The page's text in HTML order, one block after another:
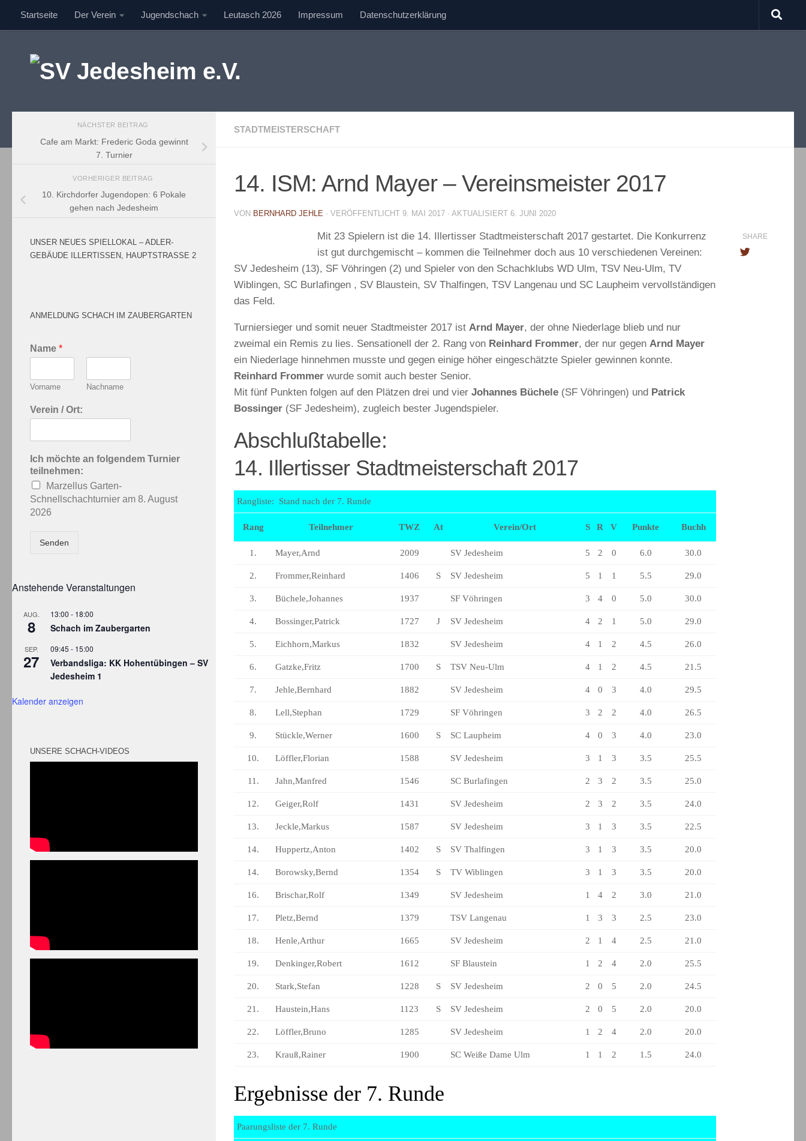
Unter dem Inhalt
Startseite Der Verein Jugendschach Leutasch 2026 Impressum Datenschutzerklärung
STADTMEISTERSCHAFT
14. ISM: Arnd Mayer – Vereinsmeister 2017
VON BERNHARD JEHLE · VERÖFFENTLICHT 9. MAI 2017 · AKTUALISIERT 6. JUNI 2020
Mit 23 Spielern ist die 14. Illertisser Stadtmeisterschaft 2017 gestartet. Die Konkurrenz
ist gut durchgemischt – kommen die Teilnehmer doch aus 10 verschiedenen Vereinen:
SV Jedesheim (13), SF Vöhringen (2) und Spieler von den Schachklubs WD Ulm, TSV Neu-Ulm, TV
Wiblingen, SC Burlafingen , SV Blaustein, SV Thalfingen, TSV Langenau und SC Laupheim vervollständigen
das Feld.
Turniersieger und somit neuer Stadtmeister 2017 ist Arnd Mayer, der ohne Niederlage blieb und nur
zweimal ein Remis zu lies. Sensationell der 2. Rang von Reinhard Frommer, der nur gegen Arnd Mayer
ein Niederlage hinnehmen musste und gegen einige höher eingeschätzte Spieler gewinnen konnte.
Reinhard Frommer wurde somit auch bester Senior.
Mit fünf Punkten folgen auf den Plätzen drei und vier Johannes Büchele (SF Vöhringen) und Patrick
Bossinger (SF Jedesheim), zugleich bester Jugendspieler.
Abschlußtabelle:
14. Illertisser Stadtmeisterschaft 2017
Rangliste: Stand nach der 7. Runde
Rang Teilnehmer TWZ At Verein/Ort S R V Punkte Buchh
1. Mayer,Arnd 2009 SV Jedesheim 5 2 0 6.0 30.0
2. Frommer,Reinhard 1406 S SV Jedesheim 5 1 1 5.5 29.0
3. Büchele,Johannes 1937 SF Vöhringen 3 4 0 5.0 30.0
4. Bossinger,Patrick 1727 J SV Jedesheim 4 2 1 5.0 29.0
5. Eichhorn,Markus 1832 SV Jedesheim 4 1 2 4.5 26.0
6. Gatzke,Fritz 1700 S TSV Neu-Ulm 4 1 2 4.5 21.5
7. Jehle,Bernhard 1882 SV Jedesheim 4 0 3 4.0 29.5
8. Lell,Stephan 1729 SF Vöhringen 3 2 2 4.0 26.5
9. Stückle,Werner 1600 S SC Laupheim 4 0 3 4.0 23.0
10. Löffler,Florian 1588 SV Jedesheim 3 1 3 3.5 25.5
11. Jahn,Manfred 1546 SC Burlafingen 2 3 2 3.5 25.0
12. Geiger,Rolf 1431 SV Jedesheim 2 3 2 3.5 24.0
13. Jeckle,Markus 1587 SV Jedesheim 3 1 3 3.5 22.5
14. Huppertz,Anton 1402 S SV Thalfingen 3 1 3 3.5 20.0
14. Borowsky,Bernd 1354 S TV Wiblingen 3 1 3 3.5 20.0
16. Brischar,Rolf 1349 SV Jedesheim 1 4 2 3.0 21.0
17. Pletz,Bernd 1379 TSV Langenau 1 3 3 2.5 23.0
18. Henle,Arthur 1665 SV Jedesheim 2 1 4 2.5 21.0
19. Denkinger,Robert 1612 SF Blaustein 1 2 4 2.0 25.5
20. Stark,Stefan 1228 S SV Jedesheim 2 0 5 2.0 24.5
21. Haustein,Hans 1123 S SV Jedesheim 2 0 5 2.0 20.0
22. Löffler,Bruno 1285 SV Jedesheim 1 2 4 2.0 20.0
23. Krauß,Rainer 1900 SC Weiße Dame Ulm 1 1 2 1.5 24.0
Ergebnisse der 7. Runde
Paarungsliste der 7. Runde
SHARE
NÄCHSTER BEITRAG
Cafe am Markt: Frederic Goda gewinnt
7. Turnier
VORHERIGER BEITRAG
10. Kirchdorfer Jugendopen: 6 Pokale
gehen nach Jedesheim
UNSER NEUES SPIELLOKAL – ADLER-
GEBÄUDE ILLERTISSEN, HAUPTSTRASSE 2
ANMELDUNG SCHACH IM ZAUBERGARTEN
Name *
Vorname Nachname
Verein / Ort:
Ich möchte an folgendem Turnier
teilnehmen:
Marzellus Garten-
Schnellschachturnier am 8. August
2026
Senden
Anstehende Veranstaltungen
AUG.
8
13:00 - 18:00
Schach im Zaubergarten
SEP.
27
09:45 - 15:00
Verbandsliga: KK Hohentübingen – SV
Jedesheim 1
Kalender anzeigen
UNSERE SCHACH-VIDEOS